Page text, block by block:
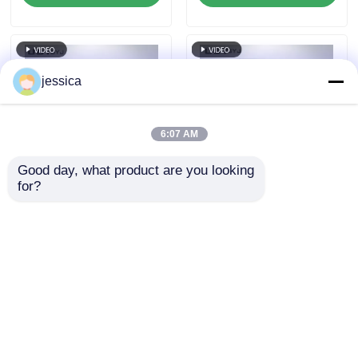
Temperature Range
Working Pressure
(Wspólna komora
badawcza na
przyspieszone
powietrzem lampą
ksenonowego do
testów starzenia
ASTM
jessica
6:07 AM
Good day, what product are you looking
for?